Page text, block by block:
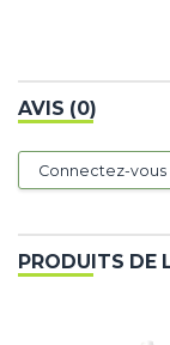
AVIS (0)
Connectez-
PRODUITS DE